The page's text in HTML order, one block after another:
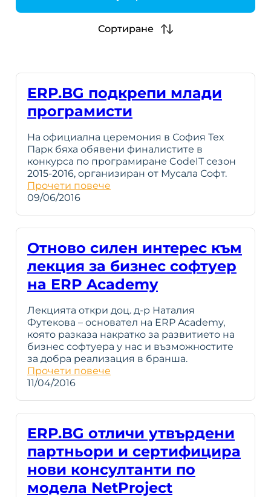
h
Сортиране
ERP.BG подкрепи млади
програмисти
На официална церемония в София Тех
Парк бяха обявени финалистите в
конкурса по програмиране CodeIT сезон
2015-2016, oрганизиран от Мусала Софт.
Прочети повече
09/06/2016
Отново силен интерес към
лекция за бизнес софтуер
на ERP Academy
Лекцията откри доц. д-р Наталия
Футекова – основател на ERP Academy,
която разказа накратко за развитието на
бизнес софтуера у нас и възможностите
за добра реализация в бранша.
Прочети повече
11/04/2016
ERP.BG отличи утвърдени
партньори и сертифицира
нови консултанти по
модела NetProject